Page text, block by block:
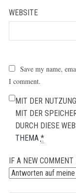
WEBSITE
Save my name,
I comment.
MIT DER
MIT DER
DURCH DIESE
THEMA *
IF A NEW COMMENT